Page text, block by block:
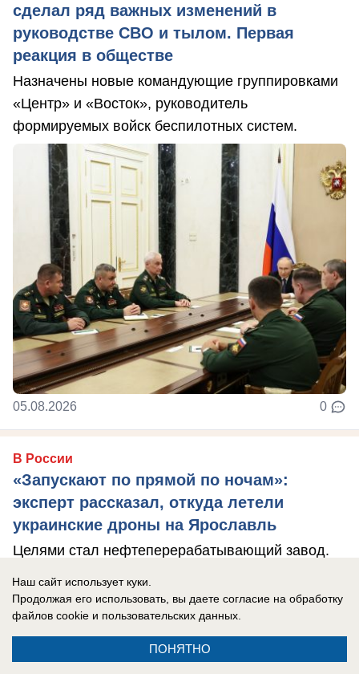
сделал ряд важных изменений в
руководстве СВО и тылом. Первая
реакция в обществе
Назначены новые командующие группировками
«Центр» и «Восток», руководитель
формируемых войск беспилотных систем.
05.08.2026 0
В России
«Запускают по прямой по ночам»:
эксперт рассказал, откуда летели
украинские дроны на Ярославль
Целями стал нефтеперерабатывающий завод.
Наш сайт использует куки.
Продолжая его использовать, вы даете согласие на обработку
файлов cookie и пользовательских данных.
ПОНЯТНО